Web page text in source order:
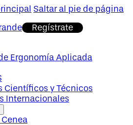
Saltar al pie de página
Regístrate
Ergonomía Aplicada
Científicos y Técnicos
Internacionales